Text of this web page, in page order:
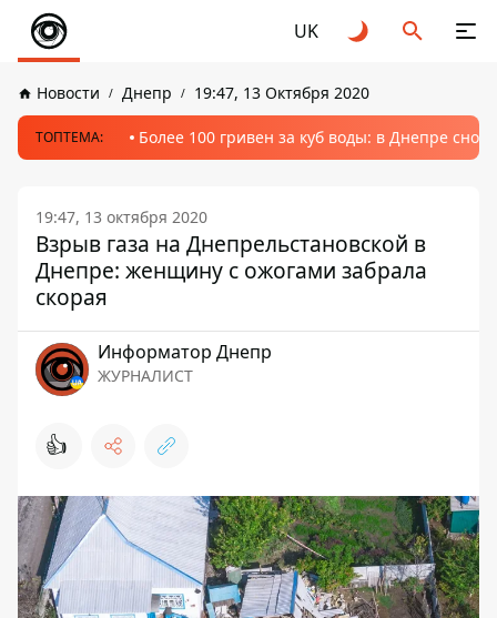
UK
Новости Днепр 19:47, 13 Октября 2020
ТОПТЕМА: Более 100 гривен за куб воды: в Днепре
19:47, 13 октября 2020
Взрыв газа на Днепрельстановской в
Днепре: женщину с ожогами забрала
скорая
Информатор Днепр
ЖУРНАЛИСТ
👍